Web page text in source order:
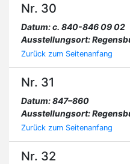
Nr. 30
Datum: c. 840-846 09 02
Ausstellungsort:
Zurück zum Seitenanfang
Nr. 31
Datum: 847–860
Ausstellungsort:
Zurück zum Seitenanfang
Nr. 32